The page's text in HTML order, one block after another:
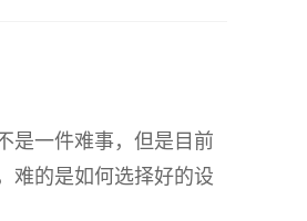
是一件难事，但是目前
难的是如何选择好的设